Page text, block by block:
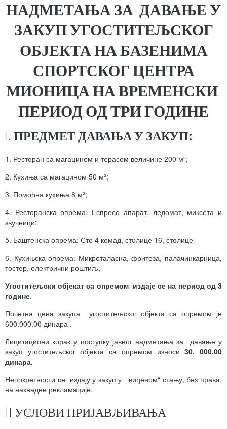
НАДМЕТАЊА ЗА ДАВАЊЕ У
ЗАКУП УГОСТИТЕЉСКОГ
ОБЈЕКТА НА БАЗЕНИМА
СПОРТСКОГ ЦЕНТРА
МИОНИЦА НА ВРЕМЕНСКИ
ПЕРИОД ОД ТРИ ГОДИНЕ
I. ПРЕДМЕТ ДАВАЊА У ЗАКУП:
1. Ресторан са магацином и терасом величине 200 м²;
2. Кухиња са магацином 50 м²;
3. Помоћна кухиња 8 м²;
4. Ресторанска опрема: Еспресо апарат, ледомат, миксета и
звучници;
5. Баштенска опрема: Сто 4 комад, стoлице 16, столице
6. Кухињска опрема: Микроталасна, фритеза, палачинкарница,
тостер, електрични роштиљ;
Угоститељски објекат са опремом издаје се на период од 3
године.
Почетна цена закупа угоститељског објекта са опремом је
600.000,00 динара .
Лицитациони корак у поступку јавног надметања за давање у
закуп угоститељског објекта са опремом износи30. 000,00
динара.
Непокретности се издају у закуп у „виђеном“ стању, без права
на накнадне рекламације.
II УСЛОВИ ПРИЈАВЉИВАЊА